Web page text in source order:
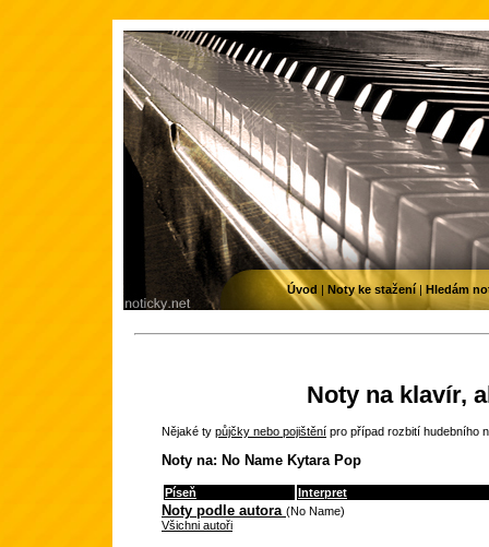
Noty na klavír,
Nějaké ty půjčky nebo pojištění pro případ rozbití hudebního
Noty na: No Name Kytara Pop
Píseň Interpret
Noty podle autora (No Name)
Všichni autoři
Úvod | Noty ke stažení| Hledám